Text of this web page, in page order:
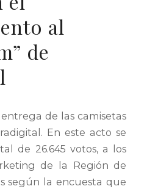
al
de
de las camisetas
En este acto se
de 26.645 votos, a los
de la Región de
según la encuesta que